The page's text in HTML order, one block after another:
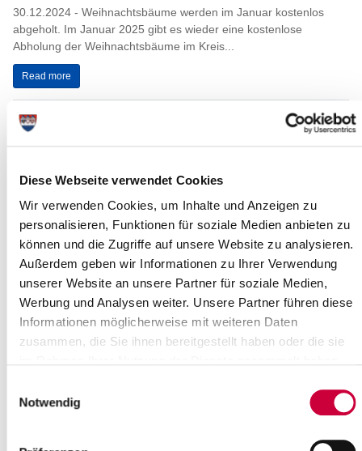
Diese Webseite verwendet Cookies
Wir verwenden Cookies, um Inhalte und Anzeigen zu
personalisieren, Funktionen für soziale Medien anbieten zu
können und die Zugriffe auf unsere Website zu analysieren.
Außerdem geben wir Informationen zu Ihrer Verwendung
unserer Website an unsere Partner für soziale Medien,
Werbung und Analysen weiter. Unsere Partner führen diese
Informationen möglicherweise mit weiteren Daten
zusammen, die Sie ihnen bereitgestellt haben oder die sie
Notwendig
30.12.2024 - Weihnachtsbäume werden im Januar kostenlos
abgeholt. Im Januar 2025 gibt es wieder eine kostenlose
Abholung der Weihnachtsbäume im Kreis...
Read more
Weihnachten: Terminverschiebungen
bei der Müllabfuhr
Rogge, Abteilungsleiter der...
Weihnachts- und Neujahrsgrüße des
Kreises Steinburg 2024
Im Dezember 2024: Liebe Steinburgerinnen und Steinburger,
Read more